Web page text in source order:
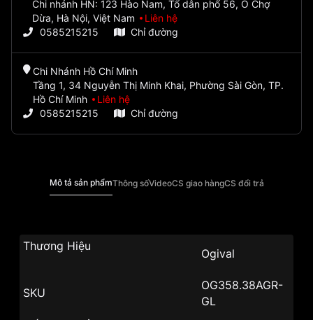
Chi nhánh HN: 123 Hào Nam, Tổ dân phố 56, Ô Chợ
Dừa, Hà Nội, Việt Nam
Liên hệ
0585215215
Chỉ đường
Chi Nhánh Hồ Chí Minh
Tầng 1, 34 Nguyễn Thị Minh Khai, Phường Sài Gòn, TP.
Hồ Chí Minh
Liên hệ
0585215215
Chỉ đường
Mô tả sản phẩmThông sốVideoCS giao hàngCS đổi trả
Thương Hiệu
Ogival
SKU
OG358.38AGR-
GL